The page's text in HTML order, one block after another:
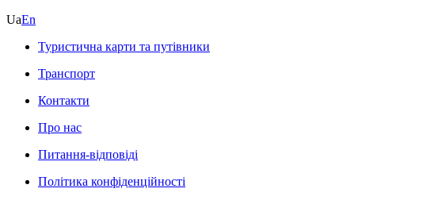
UaEn
Туристична карти та путівники
Транспорт
Контакти
Про нас
Питання-відповіді
Політика конфіденційності